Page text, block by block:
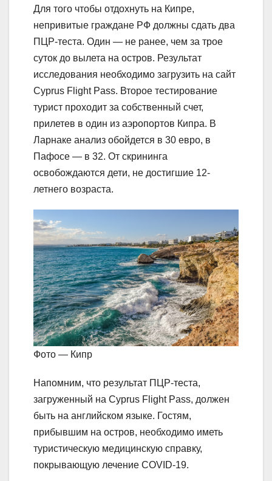
Для того чтобы отдохнуть на Кипре,
непривитые граждане РФ должны сдать два
ПЦР-теста. Один — не ранее, чем за трое
суток до вылета на остров. Результат
исследования необходимо загрузить на сайт
Cyprus Flight Pass. Второе тестирование
турист проходит за собственный счет,
прилетев в один из аэропортов Кипра. В
Ларнаке анализ обойдется в 30 евро, в
Пафосе — в 32. От скрининга
освобождаются дети, не достигшие 12-
летнего возраста.
Фото — Кипр
Напомним, что результат ПЦР-теста,
загруженный на Cyprus Flight Pass, должен
быть на английском языке. Гостям,
прибывшим на остров, необходимо иметь
туристическую медицинскую справку,
покрывающую лечение COVID-19.